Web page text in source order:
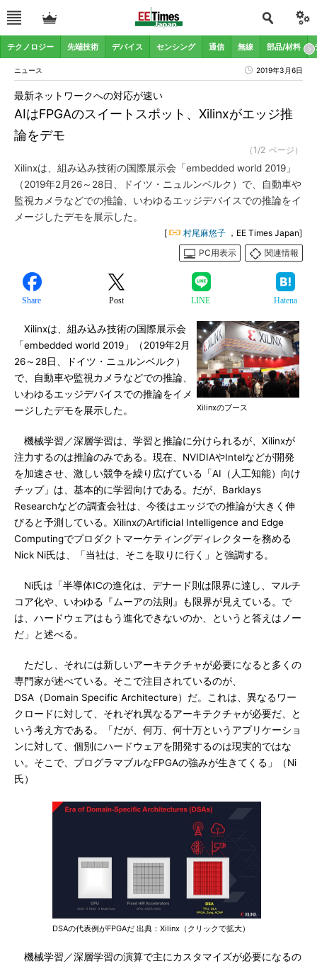
テクノロジー 先端技術 デバイス センシング 通信 無線 部品/材料
ニュース 2019年3月6日
AIはFPGAのスイートスポット、Xilinxがエッジ推
論をデモ
最新ネットワークへの対応が速い
（1/2 ページ）
Xilinxは、組み込み技術の国際展示会「embedded world 2019」
（2019年2月26～28日、ドイツ・ニュルンベルク）で、自動車や
監視カメラなどでの推論、いわゆるエッジデバイスでの推論をイ
メージしたデモを展示した。
[ 村尾麻悠子 ，EE Times Japan]
PC用表示
関連情報
Share Post LINE Hatena
Xilinxのブース
Xilinxは、組み込み技術の国際展示会
「embedded world 2019」（2019年2月
26～28日、ドイツ・ニュルンベルク）
で、自動車や監視カメラなどでの推論、
いわゆるエッジデバイスでの推論をイメ
ージしたデモを展示した。
機械学習／深層学習は、学習と推論に分けられるが、Xilinxが
注力するのは推論のみである。現在、NVIDIAやIntelなどが開発
を加速させ、激しい競争を繰り広げている「AI（人工知能）向け
チップ」は、基本的に学習向けである。だが、Barklays
Researchなどの調査会社は、今後はエッジでの推論が大きく伸
びると予測している。XilinxのArtificial Intelligence and Edge
Computingでプロダクトマーケティングディレクターを務める
Nick Ni氏は、「当社は、そこを取りに行く」と強調する。
Ni氏は「半導体ICの進化は、デナード則は限界に達し、マルチ
コア化や、いわゆる『ムーアの法則』も限界が見えている。で
は、ハードウェアはもう進化できないのか、というと答えはノー
だ」と述べる。
ただし、それには新しいアーキテクチャが必要になると多くの
専門家が述べている。そこで注目されているのが、
DSA（Domain Specific Architecture）だ。これは、異なるワー
クロードに対して、それぞれ異なるアーキテクチャが必要だ、と
いう考え方である。「だが、何万、何十万というアプリケーショ
ンに対して、個別にハードウェアを開発するのは現実的ではな
い。そこで、プログラマブルなFPGAの強みが生きてくる」（Ni
氏）
DSAの代表例がFPGAだ 出典：Xilinx（クリックで拡大）
機械学習／深層学習の演算で主にカスタマイズが必要になるの